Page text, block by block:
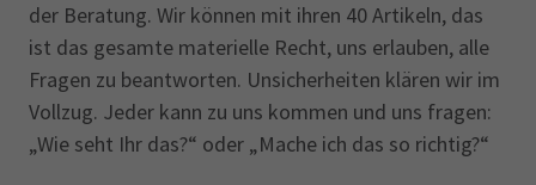
der Beratung. Wir können mit ihren 40 Artikeln, das
ist das gesamte materielle Recht, uns erlauben, alle
Fragen zu beantworten. Unsicherheiten klären wir im
Vollzug. Jeder kann zu uns kommen und uns fragen:
„Wie seht Ihr das?“ oder „Mache ich das so richtig?“